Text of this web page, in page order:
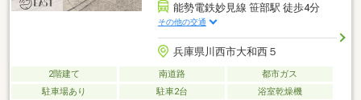
能勢電鉄妙見線 笹部駅 徒歩4分
その他の交通
兵庫県川西市大和西５
2階建て 南道路
都市ガス
駐車場あり
駐車2台 浴室乾燥機